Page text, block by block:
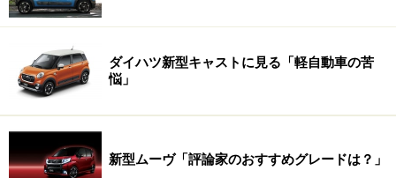
ダイハツ新型キャストに見る「軽自動車の苦
悩」
新型ムーヴ「評論家のおすすめグレードは？」